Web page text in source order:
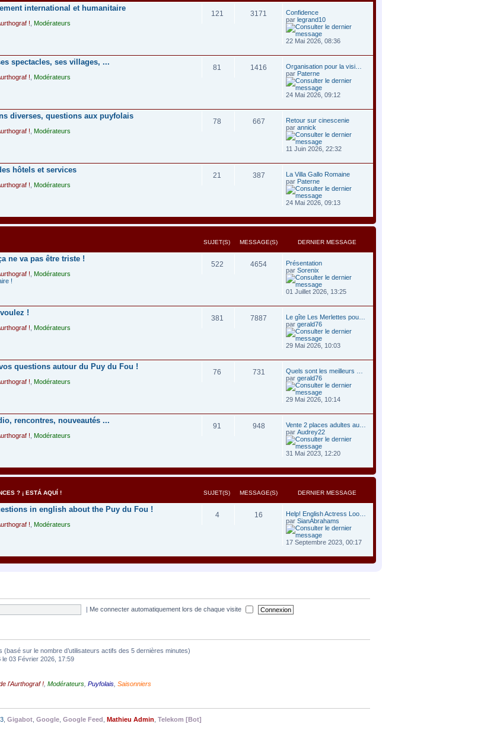
international et humanitaire
! Modérateurs
121 3171
Confidence
par legrand10
22 Mai 2026, 08:36
spectacles, ses villages, ...
! Modérateurs
81 1416
Organisation pour la visi…
par Paterne
24 Mai 2026, 09:12
diverses, questions aux puyfolais
! Modérateurs
78 667
Retour sur cinescenie
par annick
11 Juin 2026, 22:32
hôtels et services
! Modérateurs
21 387
La Villa Gallo Romaine
par Paterne
24 Mai 2026, 09:13
SUJET(S) MESSAGE(S) DERNIER MESSAGE
ne va pas être triste !
! Modérateurs
!
522 4654
Présentation
par Sorenix
01 Juillet 2026, 13:25
!
! Modérateurs
381 7887
Le gîte Les Merlettes pou…
par gerald76
29 Mai 2026, 10:03
questions autour du Puy du Fou !
! Modérateurs
76 731
Quels sont les meilleurs …
par gerald76
29 Mai 2026, 10:14
rencontres, nouveautés ...
! Modérateurs
91 948
Vente 2 places adultes au…
par Audrey22
31 Mai 2023, 12:20
? ¡ ESTÁ AQUÍ ! SUJET(S) MESSAGE(S) DERNIER MESSAGE
in english about the Puy du Fou !
! Modérateurs
4 16
Help! English Actress Loo…
par SianAbrahams
17 Septembre 2023, 00:17
| Me connecter automatiquement lors de chaque visite
sur le nombre d’utilisateurs actifs des 5 dernières minutes)
le 03 Février 2026, 17:59
l'Aurthograf ! Modérateurs Puyfolais Saisonniers
Gigabot Google Google Feed Mathieu Admin Telekom [Bot]